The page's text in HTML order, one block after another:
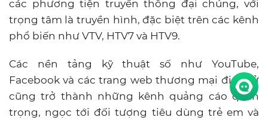
các phương tiện truyền thông đại chúng, với
trọng tâm là truyền hình, đặc biệt trên các kênh
phổ biến như VTV, HTV7 và HTV9.
Các nền tảng kỹ thuật số như YouTube,
Facebook và các trang web thương mại điện tử
cũng trở thành những kênh quảng cáo quan
trọng, ngọc tới đối tượng tiêu dùng trẻ em và